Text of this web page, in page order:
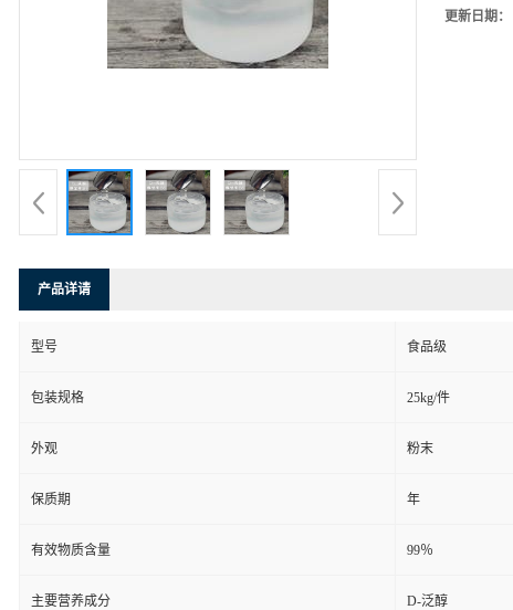
更新日期：
产品详请
型号 食品级
包装规格 25kg/件
外观 粉末
保质期 年
有效物质含量 99％
主要营养成分 D-泛醇